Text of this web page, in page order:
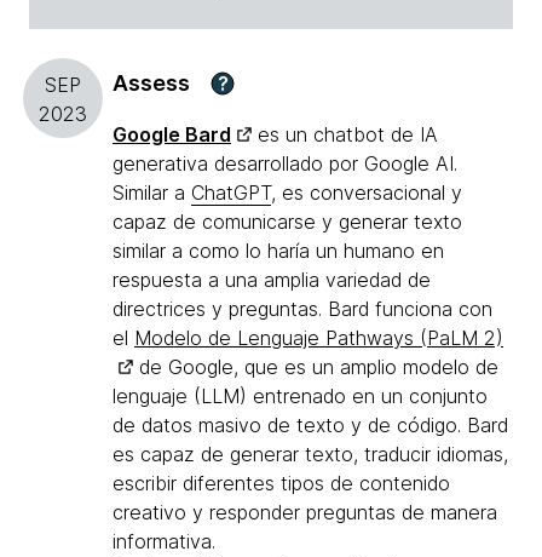
SEP
2023
Assess ?
Google Bard
es un chatbot de IA
generativa desarrollado por Google AI.
Similar a ChatGPT, es conversacional y
capaz de comunicarse y generar texto
similar a como lo haría un humano en
respuesta a una amplia variedad de
directrices y preguntas. Bard funciona con
el Modelo de Lenguaje Pathways (PaLM 2)
de Google, que es un amplio modelo de
lenguaje (LLM) entrenado en un conjunto
de datos masivo de texto y de código. Bard
es capaz de generar texto, traducir idiomas,
escribir diferentes tipos de contenido
creativo y responder preguntas de manera
informativa.